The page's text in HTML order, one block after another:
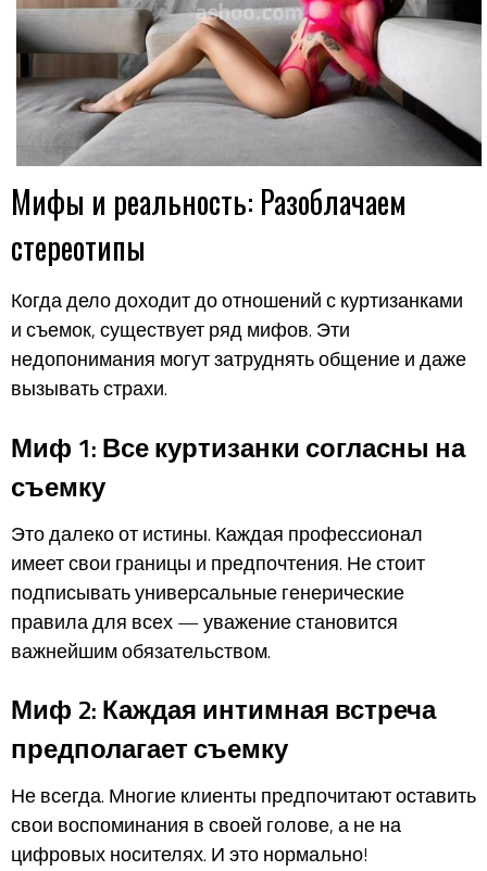
Мифы и реальность: Разоблачаем
стереотипы
Когда дело доходит до отношений с куртизанками
и съемок, существует ряд мифов. Эти
недопонимания могут затруднять общение и даже
вызывать страхи.
Миф 1: Все куртизанки согласны на
съемку
Это далеко от истины. Каждая профессионал
имеет свои границы и предпочтения. Не стоит
подписывать универсальные генерические
правила для всех — уважение становится
важнейшим обязательством.
Миф 2: Каждая интимная встреча
предполагает съемку
Не всегда. Многие клиенты предпочитают оставить
свои воспоминания в своей голове, а не на
цифровых носителях. И это нормально!